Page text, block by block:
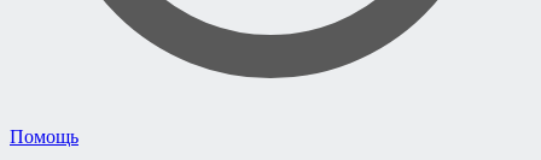
Помощь